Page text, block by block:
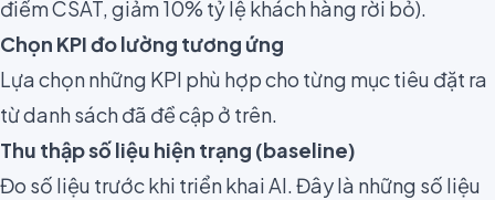
điểm CSAT, giảm 10% tỷ lệ khách hàng rời bỏ).
Chọn KPI đo lường tương ứng
Lựa chọn những KPI phù hợp cho từng mục tiêu đặt ra
từ danh sách đã đề cập ở trên.
Thu thập số liệu hiện trạng (baseline)
Đo số liệu trước khi triển khai AI. Đây là những số liệu